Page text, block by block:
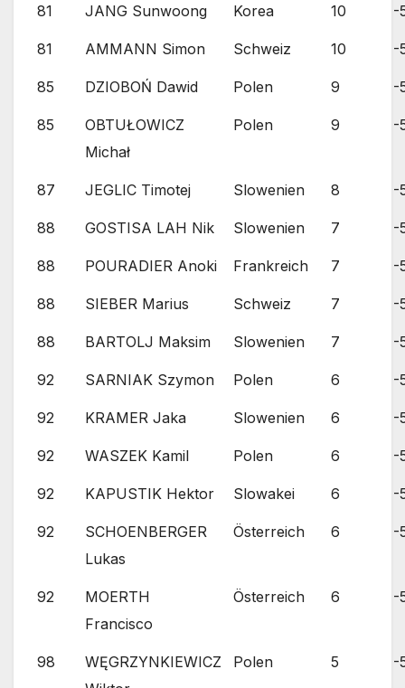
81 JANG Sunwoong Korea 10 -
81 AMMANN Simon Schweiz 10 -
85 DZIOBOŃ Dawid Polen 9 -
85
OBTUŁOWICZ
Michał
Polen 9 -
87 JEGLIC Timotej Slowenien 8 -
88 GOSTISA LAH Nik Slowenien 7 -
88 POURADIER Anoki Frankreich 7 -
88 SIEBER Marius Schweiz 7 -
88 BARTOLJ Maksim Slowenien 7 -
92 SARNIAK Szymon Polen 6 -
92 KRAMER Jaka Slowenien 6 -
92 WASZEK Kamil Polen 6 -
92 KAPUSTIK Hektor Slowakei 6 -
92
SCHOENBERGER
Lukas
Österreich 6 -
92
MOERTH
Francisco
Österreich 6 -
98
WĘGRZYNKIEWICZ
Polen 5 -